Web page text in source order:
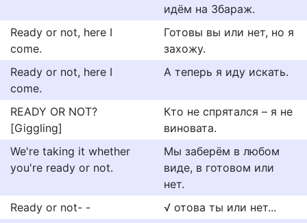
идём на Збараж.
Ready or not, here I
come.
Готовы вы или нет, но я
захожу.
Ready or not, here I
come.
А теперь я иду искать.
READY OR NOT?
[Giggling]
Кто не спрятался – я не
виновата.
We're taking it whether
you're ready or not.
Мы заберём в любом
виде, в готовом или
нет.
Ready or not- -
√ отова ты или нет...